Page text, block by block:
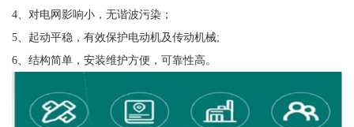
4、对电网影响小，无谐波污染；
5、起动平稳，有效保护电动机及传动机械;
6、结构简单，安装维护方便，可靠性高。